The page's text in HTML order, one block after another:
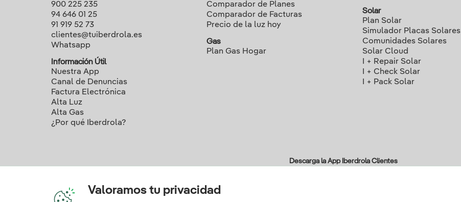
900 225 235
94 646 01 25
91 919 52 73
clientes@tuiberdrola.es
Whatsapp
Información Útil
Nuestra App
Canal de Denuncias
Factura Electrónica
Alta Luz
Alta Gas
¿Por qué Iberdrola?
Comparador de Planes
Comparador de Facturas
Precio de la luz hoy
Gas
Plan Gas Hogar
Solar
Plan Solar
Simulador Placas Solares
Comunidades Solares
Solar Cloud
I + Repair Solar
I + Check Solar
I + Pack Solar
Descarga la App Iberdrola Clientes
Valoramos tu privacidad